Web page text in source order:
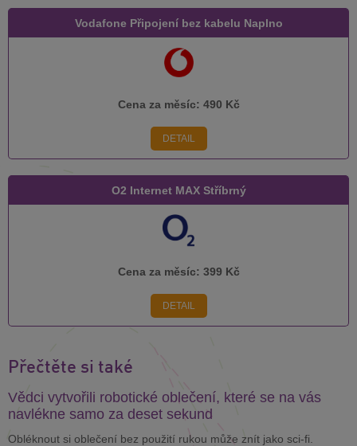
Vodafone Připojení bez kabelu Naplno
Cena za měsíc: 490 Kč
DETAIL
O2 Internet MAX Stříbrný
Cena za měsíc: 399 Kč
DETAIL
Přečtěte si také
Vědci vytvořili robotické oblečení, které se na vás
navlékne samo za deset sekund
Obléknout si oblečení bez použití rukou může znít jako sci-fi.